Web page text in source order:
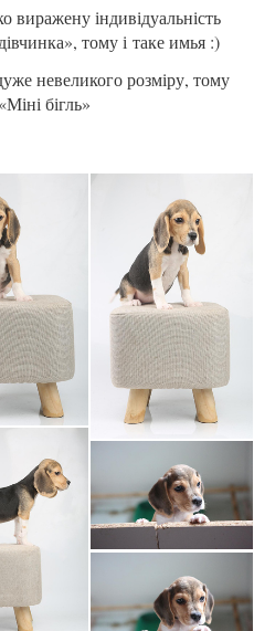
виражену індивідуальність
тому і таке имья :)
невеликого розміру, тому
бігль»